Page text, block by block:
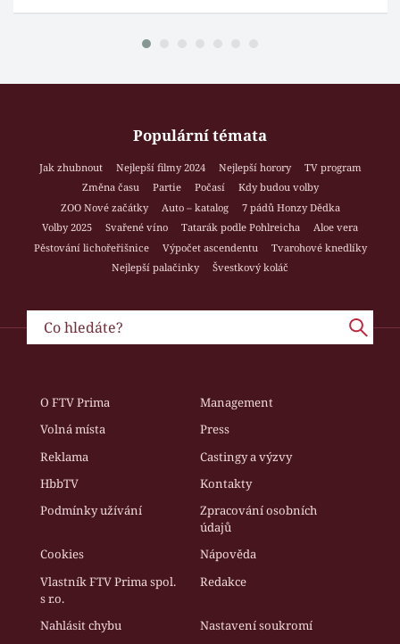
Populární témata
Jak zhubnout Nejlepší filmy 2024 Nejlepší horory
TV program
Změna času
Partie Počasí
Kdy budou volby
ZOO Nové začátky
Auto – katalog
7 pádů Honzy Dědka
Volby 2025
Svařené víno Tatarák podle Pohlreicha
Aloe vera
Pěstování lichořeřišnice
Výpočet ascendentu
Tvarohové knedlíky
Nejlepší palačinky
Švestkový koláč
O FTV Prima
Management
Volná místa
Press
Reklama
Castingy a výzvy
HbbTV
Kontakty
Podmínky užívání
Zpracování osobních
údajů
Cookies
Nápověda
Vlastník FTV Prima spol.
s r.o.
Redakce
Nahlásit chybu Nastavení soukromí